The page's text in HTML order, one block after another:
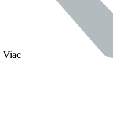
Viac